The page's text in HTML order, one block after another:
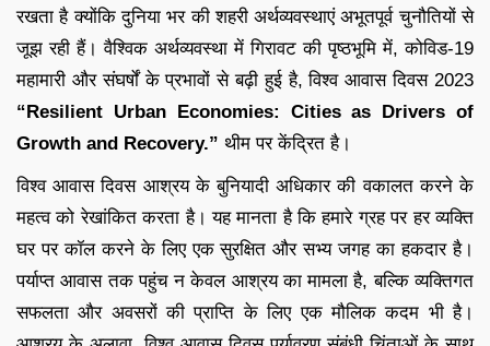
रखता है क्योंकि दुनिया भर की शहरी अर्थव्यवस्थाएं अभूतपूर्व चुनौतियों से
जूझ रही हैं। वैश्विक अर्थव्यवस्था में गिरावट की पृष्ठभूमि में, कोविड-19
महामारी और संघर्षों के प्रभावों से बढ़ी हुई है, विश्व आवास दिवस 2023
“Resilient Urban Economies: Cities as Drivers of
Growth and Recovery.” थीम पर केंद्रित है।
विश्व आवास दिवस आश्रय के बुनियादी अधिकार की वकालत करने के
महत्व को रेखांकित करता है। यह मानता है कि हमारे ग्रह पर हर व्यक्ति
घर पर कॉल करने के लिए एक सुरक्षित और सभ्य जगह का हकदार है।
पर्याप्त आवास तक पहुंच न केवल आश्रय का मामला है, बल्कि व्यक्तिगत
सफलता और अवसरों की प्राप्ति के लिए एक मौलिक कदम भी है।